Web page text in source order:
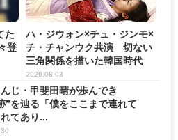
た
登
ハ・ジウォン×チュ・ジンモ×
チ・チャンウク共演 切ない
三角関係を描いた韓国時代
劇...
2026.08.03
じ・甲斐田晴が歩んでき
”を辿る「僕をここまで連れて
てあり...